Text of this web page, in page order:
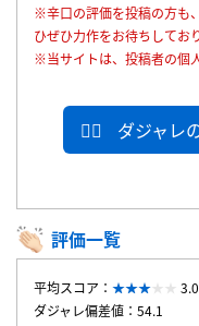
※辛口の評価を投稿の方も
ひぜひ力作をお待ちしてお
※当サイトは、投稿者の個
ダジャレ
評価一覧
平均スコア：
ダジャレ偏差値：54.1